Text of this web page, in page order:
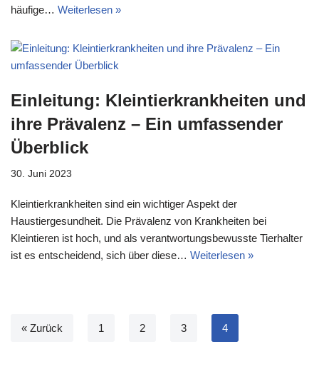
häufige… Weiterlesen »
Einleitung: Kleintierkrankheiten und
ihre Prävalenz – Ein umfassender
Überblick
30. Juni 2023
Kleintierkrankheiten sind ein wichtiger Aspekt der
Haustiergesundheit. Die Prävalenz von Krankheiten bei
Kleintieren ist hoch, und als verantwortungsbewusste Tierhalter
ist es entscheidend, sich über diese… Weiterlesen »
« Zurück 1 2 3 4